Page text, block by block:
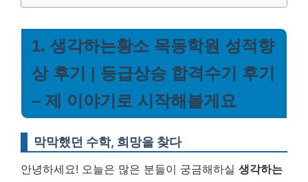
1. 생각하는황소 목동학원 성적향
상 후기 | 등급상승 합격수기 후기
– 제 이야기로 시작해볼게요
막막했던 수학, 희망을 찾다
안녕하세요! 오늘은 많은 분들이 궁금해하실 생각하는